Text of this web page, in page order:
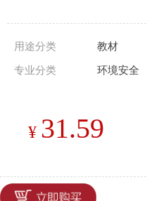
¥ 31.59
用途分类 教材
专业分类 环境安全